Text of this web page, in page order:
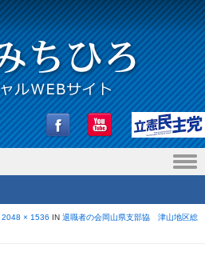
2048 × 1536 IN 退職者の会岡山県支部協 津山地区総